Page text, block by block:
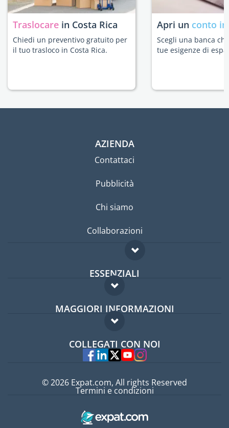
Traslocare in Costa Rica
Chiedi un preventivo gratuito per
il tuo trasloco in Costa Rica.
Apri un conto
Scegli una banca
tue esigenze di
AZIENDA
Contattaci
Pubblicità
Chi siamo
Collaborazioni
ESSENZIALI
Forum per expat
Guida per expat
MAGGIORI INFORMAZIONI
Domande frequenti
Esperti
COLLEGATI CON NOI
© 2026 Expat.com, All rights Reserved
Termini e condizioni